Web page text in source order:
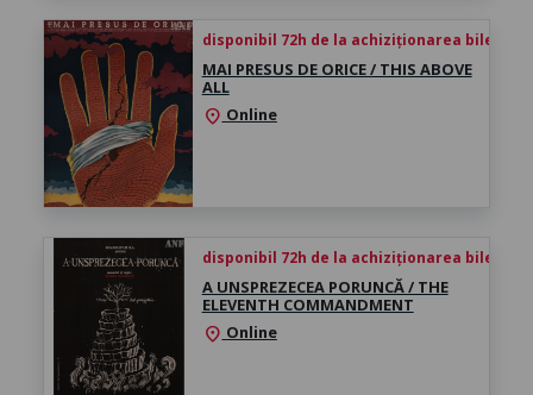
disponibil 72h de la achiziționarea biletului
MAI PRESUS DE ORICE / THIS ABOVE
ALL
location_on Online
disponibil 72h de la achiziționarea biletului
A UNSPREZECEA PORUNCĂ / THE
ELEVENTH COMMANDMENT
location_on Online